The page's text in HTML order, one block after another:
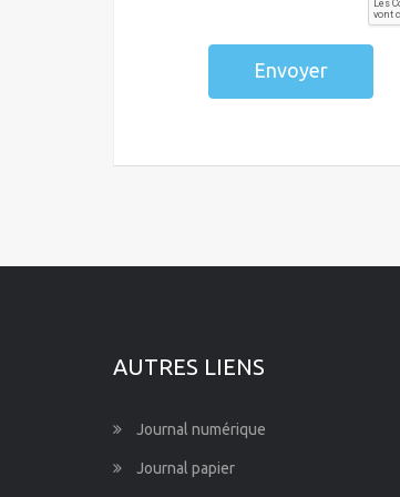
Envoyer
AUTRES LIENS
Journal numérique
Journal papier